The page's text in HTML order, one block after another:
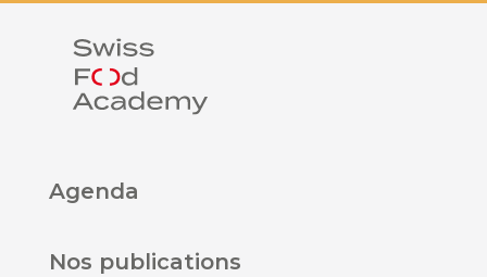
Agenda
Nos publications